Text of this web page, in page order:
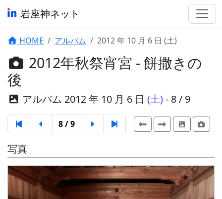
岩座神ネット
HOME アルバム 2012 年 10 月 6 日 (土)
2012年秋祭宵宮 - 餅撒きの
後
アルバム 2012 年 10 月 6 日 (土)- 8 / 9
8 / 9
写真